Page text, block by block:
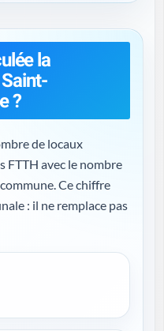
la
?
de locaux
nombre
Ce chiffre